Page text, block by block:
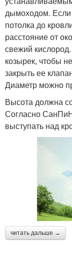
дымоходом. Если
потолка до
расстояние от
свежий
козырек, чтобы
закрыть ее
Диаметр можно
Высота должна
Согласно
выступать над
читать дальше →